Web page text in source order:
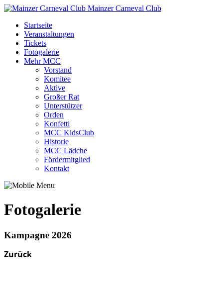
Mainzer Carneval Club
Startseite
Veranstaltungen
Tickets
Fotogalerie
Mehr MCC
Vorstand
Komitee
Aktive
Großer Rat
Unterstützer
Orden
Konfetti
MCC KidsClub
Historie
MCC Lädche
Fördermitglied
Kontakt
Fotogalerie
Kampagne 2026
Zurück